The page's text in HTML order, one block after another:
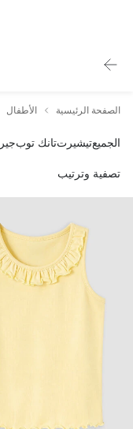
الصفحة الرئيسية الأطفال
الجميعتيشيرتتانك توب
تصفية وترتيب